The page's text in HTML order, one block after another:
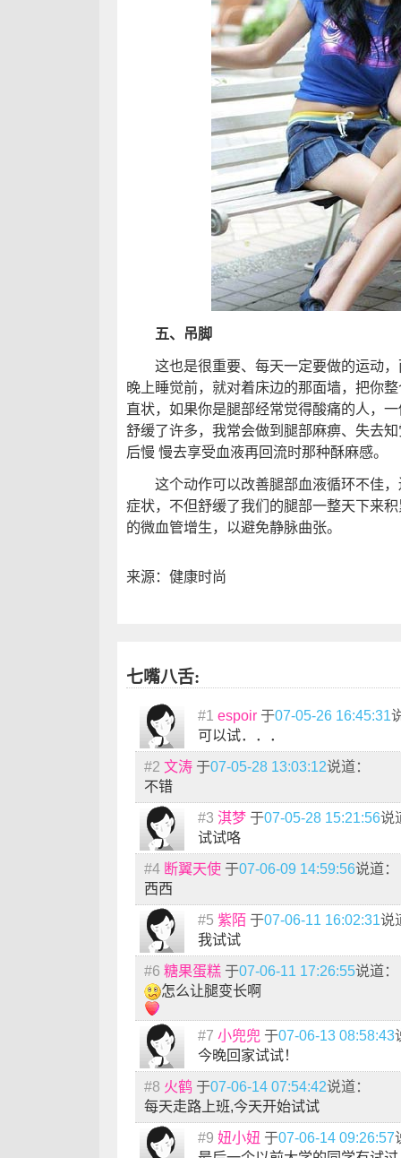
五、吊脚
这也是很重要、每天一定要做的运动，
晚上睡觉前，就对着床边的那面墙，把你
直状，如果你是腿部经常觉得酸痛的人，
舒缓了许多，我常会做到腿部麻痹、失去
后慢 慢去享受血液再回流时那种酥麻感。
这个动作可以改善腿部血液循环不佳，
症状，不但舒缓了我们的腿部一整天下来
的微血管增生，以避免静脉曲张。
来源：健康时尚
七嘴八舌:
#1 espoir 于07-05-26 16:45:31
可以试．．．
#2 文涛 于07-05-28 13:03:12说道：
不错
#3 淇梦 于07-05-28 15:21:56说
试试咯
#4 断翼天使 于07-06-09 14:59:56说道：
西西
#5 紫陌 于07-06-11 16:02:31说
我试试
#6 糖果蛋糕 于07-06-11 17:26:55说道：
怎么让腿变长啊
#7 小兜兜 于07-06-13 08:58:43
今晚回家试试！
#8 火鹤 于07-06-14 07:54:42说道：
每天走路上班,今天开始试试
#9 妞小妞 于07-06-14 09:26:57